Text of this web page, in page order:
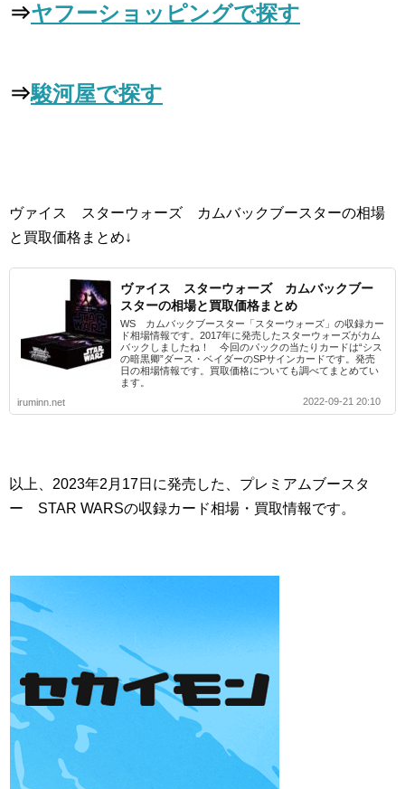
⇒ヤフーショッピングで探す
⇒駿河屋で探す
ヴァイス スターウォーズ カムバックブースターの相場
と買取価格まとめ↓
ヴァイス スターウォーズ カムバックブー
スターの相場と買取価格まとめ
WS カムバックブースター「スターウォーズ」の収録カー
ド相場情報です。2017年に発売したスターウォーズがカム
バックしましたね！ 今回のパックの当たりカードは“シス
の暗黒卿”ダース・ベイダーのSPサインカードです。発売
日の相場情報です。買取価格についても調べてまとめてい
ます。
iruminn.net
2022-09-21 20:10
以上、2023年2月17日に発売した、プレミアムブースタ
ー STAR WARSの収録カード相場・買取情報です。